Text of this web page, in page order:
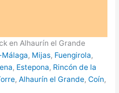
en Alhaurín el Grande
, Mijas, Fuengirola,
, Estepona, Rincón de la
, Alhaurín el Grande, Coín,